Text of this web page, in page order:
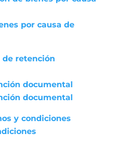
por causa de
de retención
documental
documental
y condiciones